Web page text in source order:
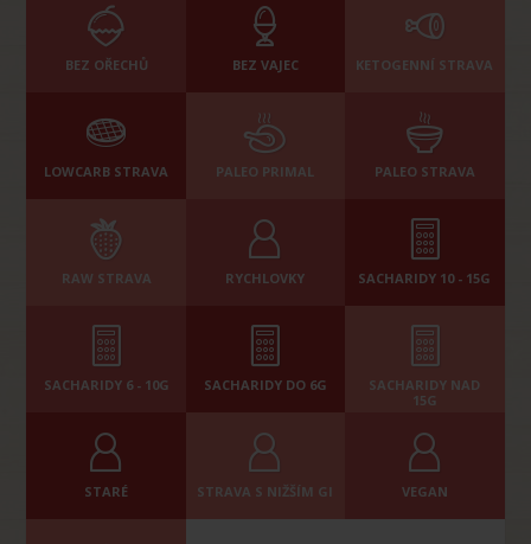
BEZ OŘECHŮ BEZ VAJEC KETOGENNÍ STRAVA
LOWCARB STRAVA PALEO PRIMAL PALEO STRAVA
RAW STRAVA RYCHLOVKY SACHARIDY 10 - 15G
SACHARIDY 6 - 10G SACHARIDY DO 6G
SACHARIDY NAD
15G
STARÉ STRAVA S NIŽŠÍM GI VEGAN